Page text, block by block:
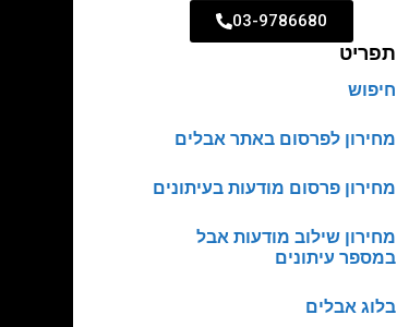
03-9786680
תפריט
חיפוש
מחירון לפרסום באתר אבלים
מחירון פרסום מודעות בעיתונים
מחירון שילוב מודעות אבל
במספר עיתונים
בלוג אבלים